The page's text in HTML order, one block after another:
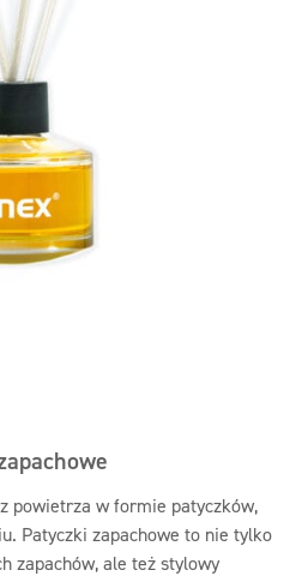
powietrza w formie patyczków,
Patyczki zapachowe to nie tylko
zapachów, ale też stylowy